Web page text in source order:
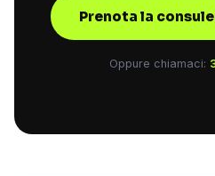
Prenota la
Oppure chiamaci: